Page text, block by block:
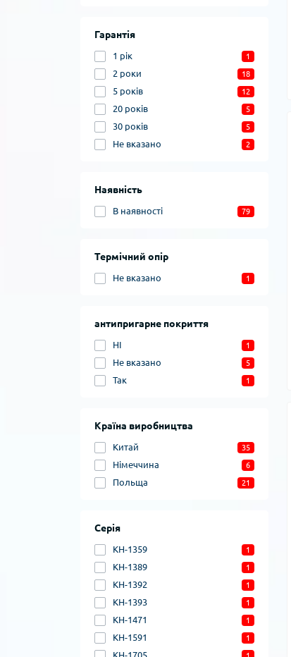
Гарантія
1 рік 1
2 роки 18
5 років 12
20 років 5
30 років 5
Не вказано 2
Наявність
В наявності 79
Термічний опір
Не вказано 1
антипригарне покриття
НІ 1
Не вказано 5
Так 1
Країна виробництва
Китай 35
Німеччина 6
Польща 21
Серія
KH-1359 1
KH-1389 1
KH-1392 1
KH-1393 1
KH-1471 1
KH-1591 1